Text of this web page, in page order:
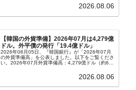
上、韓国大統領に成りおおせた李在明（イ・ジェミ
2026.08.06
【韓国の外貨準備】2026年07月は4,279億
ドル。外平債の発行「19.4億ドル」
2026年08月05日、『韓国銀行』が「2026年07月
の外貨準備高」を公表しました。以下をご覧くださ
い。2026年07月外貨準備高：4,279億ドル（約67
2026.08.06